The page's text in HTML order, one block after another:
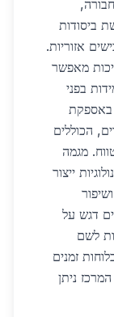
ביסודות
אזוריות.
מאפשר
בפני
באספקת
הכוללים
מגמה
ייצור
דגש על
לשם
זמנים
ניתן